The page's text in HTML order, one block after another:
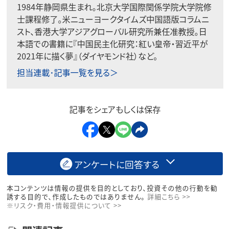
1984年静岡県生まれ。北京大学国際関係学院大学院修
士課程修了。米ニューヨークタイムズ中国語版コラムニ
スト、香港大学アジアグローバル研究所兼任准教授。日
本語での書籍に『中国民主化研究：紅い皇帝・習近平が
2021年に描く夢』（ダイヤモンド社）など。
担当連載･記事一覧を見る＞
記事をシェアもしくは保存
アンケートに回答する
本コンテンツは情報の提供を目的としており、投資その他の行動を勧
誘する目的で、作成したものではありません。 詳細こちら >>
※リスク・費用・情報提供について >>